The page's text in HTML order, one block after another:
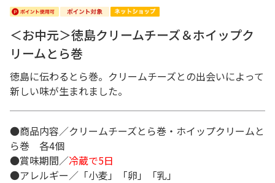
＜お中元＞徳島クリームチーズ＆ホイップク
リームとら巻
徳島に伝わるとら巻。クリームチーズとの出会いによって
新しい味が生まれました。
●商品内容／クリームチーズとら巻・ホイップクリームと
ら巻 各4個
●賞味期間／冷蔵で5日
●アレルギー／「小麦」「卵」「乳」